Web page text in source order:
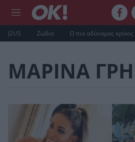
J2US Ζώδια Ο πιο αδύναμος κρίκος
ΜΑΡΙΝΑ